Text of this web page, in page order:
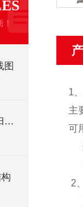
图
智能腰轮流量计其技术特点可归纳为以下核心优势
1、
主
可
2、